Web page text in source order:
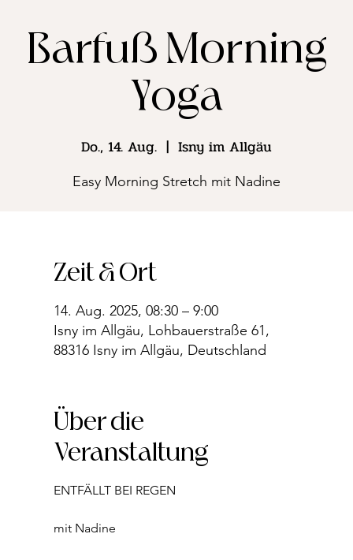
Barfuß Morning
Yoga
Do., 14. Aug.
  |
Isny im Allgäu
Easy Morning Stretch mit Nadine
Zeit & Ort
14. Aug. 2025, 08:30 – 9:00
Isny im Allgäu, Lohbauerstraße 61,
88316 Isny im Allgäu, Deutschland
Über die
Veranstaltung
ENTFÄLLT BEI REGEN
mit Nadine